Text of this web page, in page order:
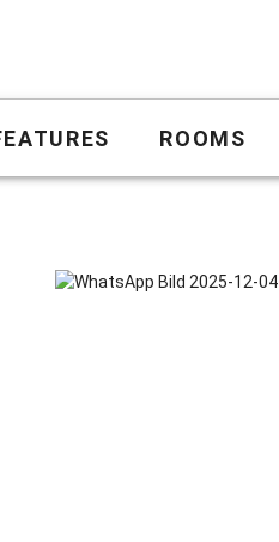
ROOMS